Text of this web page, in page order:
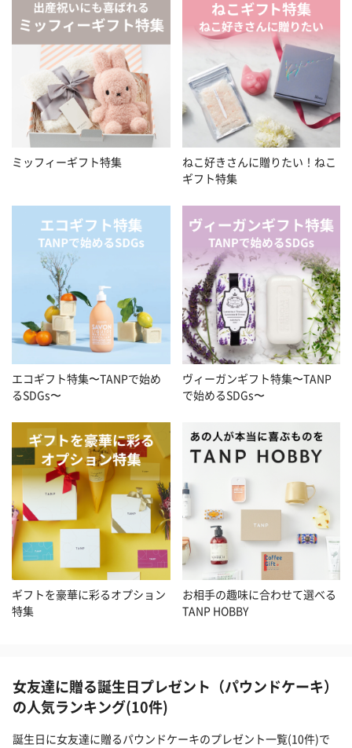
ミッフィーギフト特集
ねこ好きさんに贈りたい！ねこ
ギフト特集
エコギフト特集〜TANPで始め
るSDGs〜
ヴィーガンギフト特集〜TANP
で始めるSDGs〜
ギフトを豪華に彩るオプション
特集
お相手の趣味に合わせて選べる
TANP HOBBY
女友達に贈る誕生日プレゼント（パウンドケーキ）
の人気ランキング(10件)
誕生日に女友達に贈るパウンドケーキのプレゼント一覧(10件)で